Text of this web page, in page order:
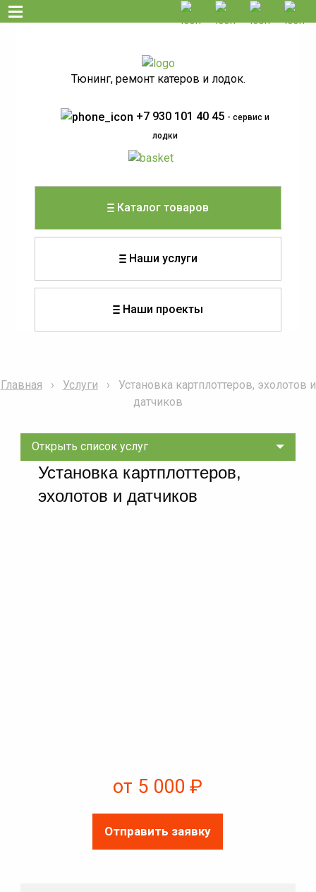
Тюнинг, ремонт катеров и лодок.
+7 930 101 40 45 - сервис и
лодки
Каталог товаров
Наши услуги
Наши проекты
Главная Услуги
Установка картплоттеров, эхолотов и
датчиков
Открыть список услуг
Установка картплоттеров,
эхолотов и датчиков
от 5 000 ₽
Отправить заявку